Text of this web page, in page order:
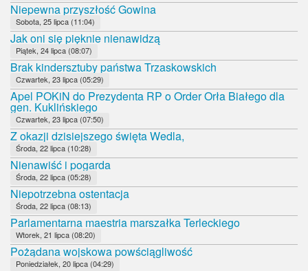
Niepewna przyszłość Gowina
Sobota, 25 lipca (11:04)
Jak oni się pięknie nienawidzą
Piątek, 24 lipca (08:07)
Brak kindersztuby państwa Trzaskowskich
Czwartek, 23 lipca (05:29)
Apel POKiN do Prezydenta RP o Order Orła Białego dla
gen. Kuklińskiego
Czwartek, 23 lipca (07:50)
Z okazji dzisiejszego święta Wedla,
Środa, 22 lipca (10:28)
Nienawiść i pogarda
Środa, 22 lipca (05:28)
Niepotrzebna ostentacja
Środa, 22 lipca (08:13)
Parlamentarna maestria marszałka Terleckiego
Wtorek, 21 lipca (08:20)
Pożądana wojskowa powściągliwość
Poniedziałek, 20 lipca (04:29)